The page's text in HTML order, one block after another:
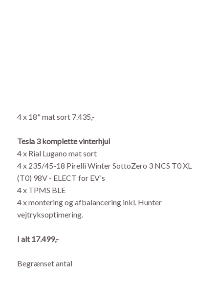
4 x 18" mat sort 7.435,-
Tesla 3 komplette vinterhjul
4 x Rial Lugano mat sort
4 x 235/45-18 Pirelli Winter SottoZero 3 NCS T0 XL
(T0) 98V - ELECT for EV's
4 x TPMS BLE
4 x montering og afbalancering inkl. Hunter
vejtryksoptimering.
I alt 17.499,-
Begrænset antal